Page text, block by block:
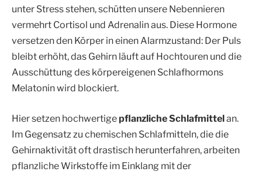
unter Stress stehen, schütten unsere Nebennieren
vermehrt Cortisol und Adrenalin aus. Diese Hormone
versetzen den Körper in einen Alarmzustand: Der Puls
bleibt erhöht, das Gehirn läuft auf Hochtouren und die
Ausschüttung des körpereigenen Schlafhormons
Melatonin wird blockiert.
Hier setzen hochwertigepflanzliche Schlafmittelan.
Im Gegensatz zu chemischen Schlafmitteln, die die
Gehirnaktivität oft drastisch herunterfahren, arbeiten
pflanzliche Wirkstoffe im Einklang mit der